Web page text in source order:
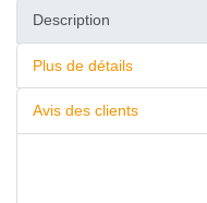
Description
Plus de détails
Avis des clients